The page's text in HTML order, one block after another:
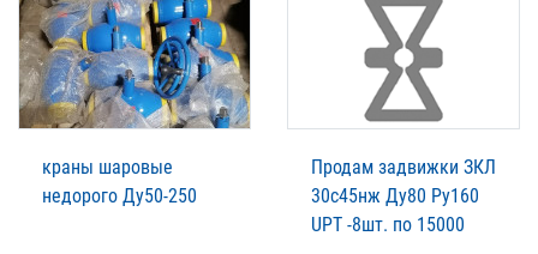
краны шаровые
недорого Ду50-250
Продам задвижки ЗКЛ
30с45нж Ду80 Ру160
UPT -8шт. по 15000